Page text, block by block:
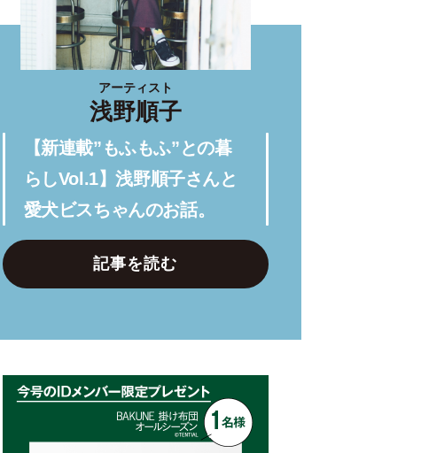
アーティスト
浅野順子
【新連載”もふもふ”との暮
らしVol.1】浅野順子さんと
愛犬ビスちゃんのお話。
記事を読む